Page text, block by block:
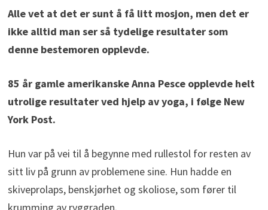
Alle vet at det er sunt å få litt mosjon, men det er
ikke alltid man ser så tydelige resultater som
denne bestemoren opplevde.
85 år gamle amerikanske Anna Pesce opplevde helt
utrolige resultater ved hjelp av yoga, i følge New
York Post.
Hun var på vei til å begynne med rullestol for resten av
sitt liv på grunn av problemene sine. Hun hadde en
skiveprolaps, benskjørhet og skoliose, som fører til